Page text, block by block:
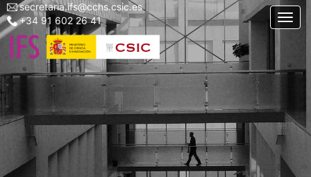
Pasar
al
contenido
principal
Menu
top
left
ifs
secretaria.ifs@cchs.csic.es
+34 91 602 26 41